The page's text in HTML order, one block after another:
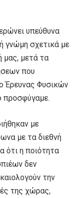
υπεύθυνα
γνώμη σχετικά με
μας, μετά τα
που
Έρευνας Φυσικών
προσφύγαμε.
με
με τα διεθνή
ότι η ποιότητα
δεν
την
της χώρας,